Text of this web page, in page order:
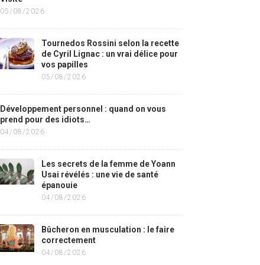
05/08/2026
Tournedos Rossini selon la recette
de Cyril Lignac : un vrai délice pour
vos papilles
05/08/2026
Développement personnel : quand on vous
prend pour des idiots…
04/08/2026
Les secrets de la femme de Yoann
Usai révélés : une vie de santé
épanouie
04/08/2026
Bûcheron en musculation : le faire
correctement
04/08/2026